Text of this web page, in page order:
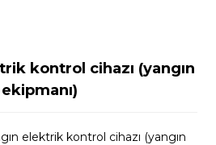
kontrol cihazı (yangın
elektrik kontrol cihazı (yangın